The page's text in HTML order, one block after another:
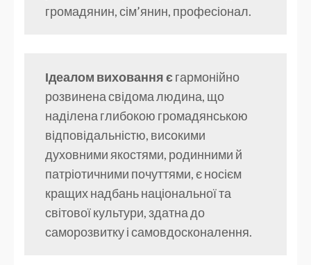
громадянин, сім’янин, професіонал.
Ідеалом виховання єгармонійно
розвинена свідома людина, що
наділена глибокою громадянською
відповідальністю, високими
духовними якостями, родинними й
патріотичними почуттями, є носієм
кращих надбань національної та
світової культури, здатна до
саморозвитку і самовдосконалення.